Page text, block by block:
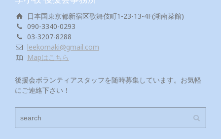
日本国東京都新宿区歌舞伎町1-23-13-4F(湖南菜館)
090-3340-0293
03-3207-8288
leekomaki@gmail.com
Mapはこちら
後援会ボランティアスタッフを随時募集しています。お気軽
にご連絡下さい！